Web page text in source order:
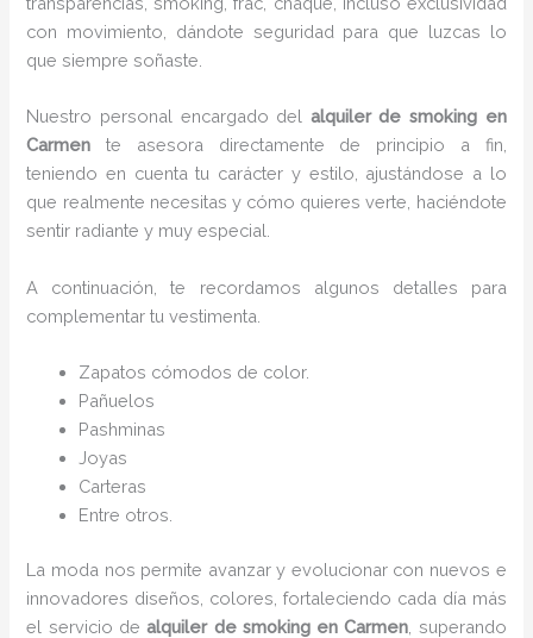
con movimiento, dándote seguridad para que luzcas lo
que siempre soñaste.
Nuestro personal encargado del alquiler de smoking en
Carmen te asesora directamente de principio a fin,
teniendo en cuenta tu carácter y estilo, ajustándose a lo
que realmente necesitas y cómo quieres verte, haciéndote
sentir radiante y muy especial.
A continuación, te recordamos algunos detalles para
complementar tu vestimenta.
Zapatos cómodos de color.
Pañuelos
Pashminas
Joyas
Carteras
Entre otros.
La moda nos permite avanzar y evolucionar con nuevos e
innovadores diseños, colores, fortaleciendo cada día más
el servicio dealquiler de smoking en Carmen , superando